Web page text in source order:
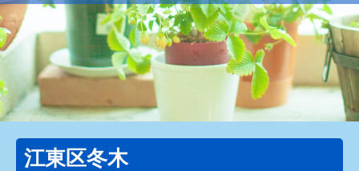
江東区冬木